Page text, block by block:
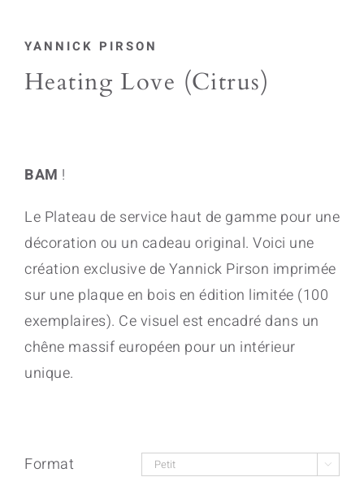
YANNICK PIRSON
Heating Love (Citrus)
BAM !
Le Plateau de service haut de gamme pour une
décoration ou un cadeau original. Voici une
création exclusive de Yannick Pirson imprimée
sur une plaque en bois en édition limitée (100
exemplaires). Ce visuel est encadré dans un
chêne massif européen pour un intérieur
unique.
Format 